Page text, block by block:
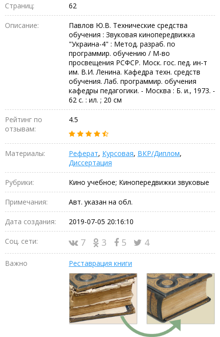
Страниц: 62
Описание:
Павлов Ю.В. Технические средства
обучения : Звуковая кинопередвижка
"Украина-4" : Метод. разраб. по
программир. обучению / М-во
просвещения РСФСР. Моск. гос. пед. ин-т
им. В.И. Ленина. Кафедра техн. средств
обучения. Лаб. программир. обучения
кафедры педагогики. - Москва : Б. и., 1973. -
62 с. : ил. ; 20 см
Рейтинг по
отзывам:
4.5
Материалы: Реферат, Курсовая, ВКР/Диплом,
Диссертация
Рубрики: Кино учебное; Кинопередвижки звуковые
Примечания: Авт. указан на обл.
Дата создания: 2019-07-05 20:16:10
Соц. сети: 7 3 5 4
Важно Реставрация книги